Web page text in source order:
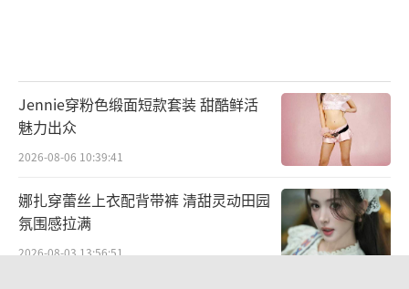
Jennie穿粉色缎面短款套装 甜酷鲜活
魅力出众
2026-08-06 10:39:41
娜扎穿蕾丝上衣配背带裤 清甜灵动田园
氛围感拉满
2026-08-03 13:56:51